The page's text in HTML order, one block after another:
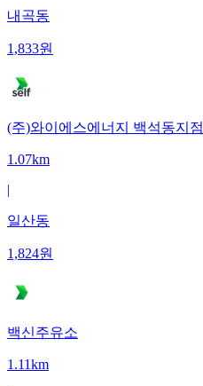
내곡동
1,833원
(주)와이에스에너지 백석동지점
1.07km
|
일산동
1,824원
백신주유소
1.11km